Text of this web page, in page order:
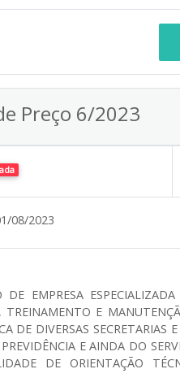
Preço 6/2023
08/2023
DE EMPRESA
TREINAMENTO E
DE DIVERSAS
E AINDA DO
DE ORIENTAÇÃO